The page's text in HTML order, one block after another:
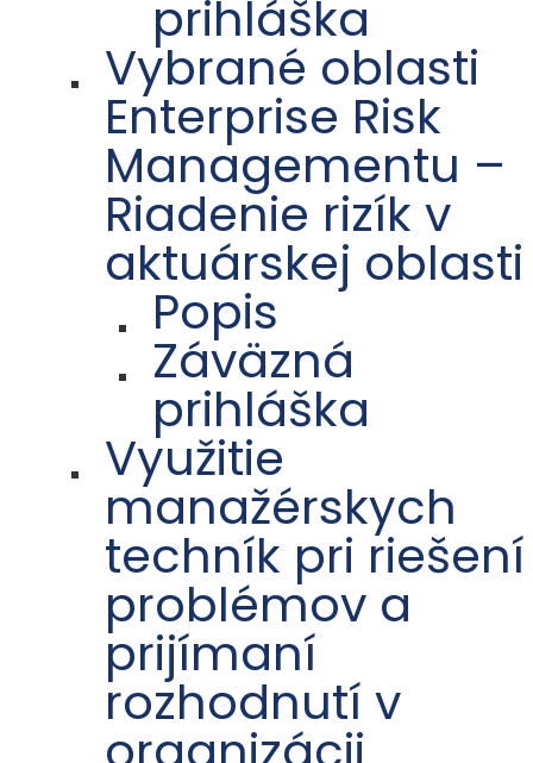
prihláška
Vybrané oblasti
Enterprise Risk
Managementu –
Riadenie rizík v
aktuárskej oblasti
Popis
Záväzná
prihláška
Využitie
manažérskych
techník pri riešení
problémov a
prijímaní
rozhodnutí v